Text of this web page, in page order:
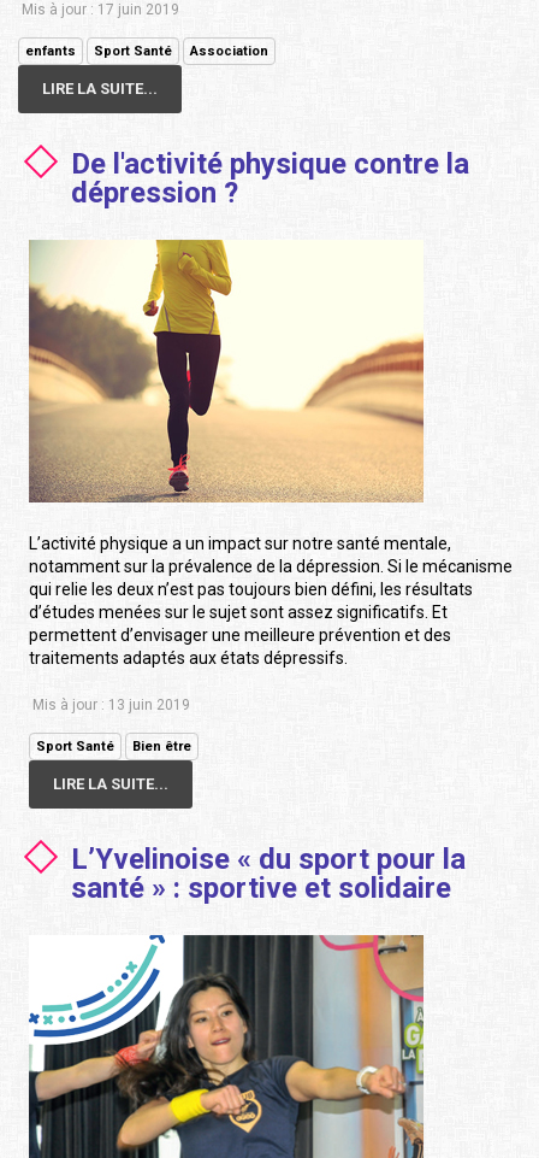
Mis à jour : 17 juin 2019
enfants Sport Santé Association
LIRE LA SUITE...
De l'activité physique contre la
dépression ?
L’activité physique a un impact sur notre santé mentale,
notamment sur la prévalence de la dépression. Si le mécanisme
qui relie les deux n’est pas toujours bien défini, les résultats
d’études menées sur le sujet sont assez significatifs. Et
permettent d’envisager une meilleure prévention et des
traitements adaptés aux états dépressifs.
Mis à jour : 13 juin 2019
Sport Santé Bien être
LIRE LA SUITE...
L’Yvelinoise « du sport pour la
santé » : sportive et solidaire